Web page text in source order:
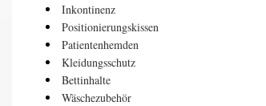
Inkontinenz
Positionierungskissen
Patientenhemden
Kleidungsschutz
Bettinhalte
Wäschezubehör